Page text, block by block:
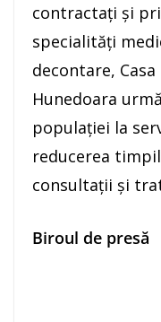
contractați și
specialități
decontare,
Hunedoara
populației la
reducerea
consultații și
Biroul de presă